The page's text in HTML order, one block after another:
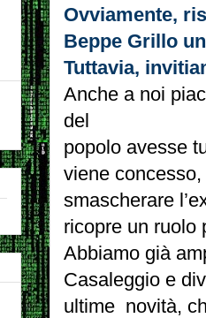
Ovviamente,
Beppe Grillo
Tuttavia,
Anche a noi
del
popolo avesse
viene
smascherare
ricopre un ruolo
Abbiamo già
Casaleggio e
ultime novità,